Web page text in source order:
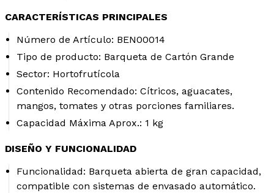
CARACTERÍSTICAS PRINCIPALES
Número de Artículo: BEN00014
Tipo de producto: Barqueta de Cartón Grande
Sector: Hortofrutícola
Contenido Recomendado: Cítricos, aguacates,
mangos, tomates y otras porciones familiares.
Capacidad Máxima Aprox.: 1 kg
DISEÑO Y FUNCIONALIDAD
Funcionalidad: Barqueta abierta de gran capacidad,
compatible con sistemas de envasado automático.